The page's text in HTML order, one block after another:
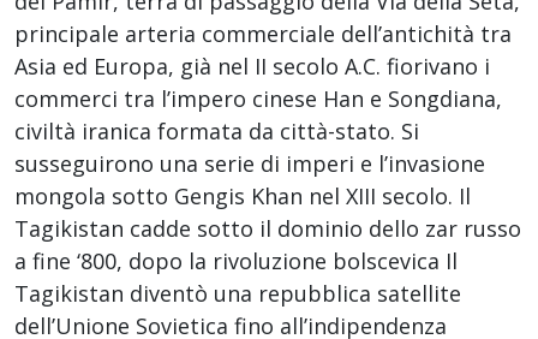
principale arteria commerciale dell’antichità tra
Asia ed Europa, già nel II secolo A.C. fiorivano i
commerci tra l’impero cinese Han e Songdiana,
civiltà iranica formata da città-stato. Si
susseguirono una serie di imperi e l’invasione
mongola sotto Gengis Khan nel XIII secolo. Il
Tagikistan cadde sotto il dominio dello zar russo
a fine ‘800, dopo la rivoluzione bolscevica Il
Tagikistan diventò una repubblica satellite
dell’Unione Sovietica fino all’indipendenza